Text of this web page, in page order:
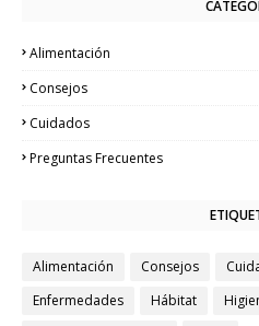
Alimentación
Consejos
Cuidados
Preguntas Frecuentes
Alimentación Consejos
Enfermedades
Hábitat